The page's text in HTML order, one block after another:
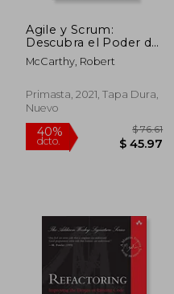
dcto. $ 70.73
Agile y Scrum:
Descubra el Poder de
la Gestión de
Proyectos Agile, Lean
Kanban y Scrum
McCarthy, Robert
Primasta, 2021, Tapa Dura,
Nuevo